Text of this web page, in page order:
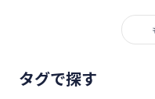
タグで探す